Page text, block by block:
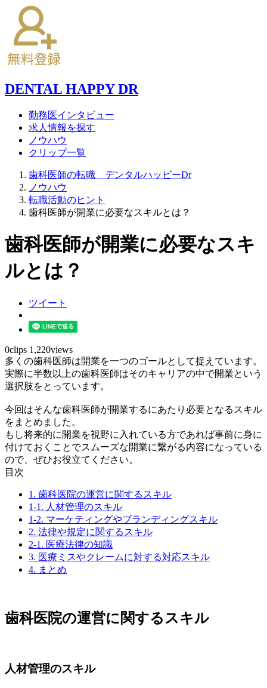
DENTAL HAPPY DR
勤務医インタビュー
求人情報を探す
ノウハウ
クリップ一覧
歯科医師の転職 デンタルハッピーDr
ノウハウ
転職活動のヒント
歯科医師が開業に必要なスキルとは？
歯科医師が開業に必要なスキ
ルとは？
ツイート
0clips 1,220views
多くの歯科医師は開業を一つのゴールとして捉えています。
実際に半数以上の歯科医師はそのキャリアの中で開業という
選択肢をとっています。
今回はそんな歯科医師が開業するにあたり必要となるスキル
をまとめました。
もし将来的に開業を視野に入れている方であれば事前に身に
付けておくことでスムーズな開業に繋がる内容になっている
ので、ぜひお役立てください。
目次
1. 歯科医院の運営に関するスキル
1-1. 人材管理のスキル
1-2. マーケティングやブランディングスキル
2. 法律や規定に関するスキル
2-1. 医療法律の知識
3. 医療ミスやクレームに対する対応スキル
4. まとめ
歯科医院の運営に関するスキル
人材管理のスキル